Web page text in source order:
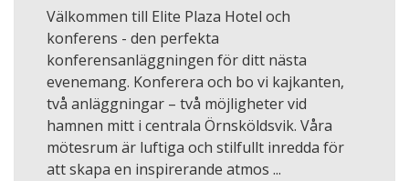
Välkommen till Elite Plaza Hotel och
konferens - den perfekta
konferensanläggningen för ditt nästa
evenemang. Konferera och bo vi kajkanten,
två anläggningar – två möjligheter vid
hamnen mitt i centrala Örnsköldsvik. Våra
mötesrum är luftiga och stilfullt inredda för
att skapa en inspirerande atmos ...